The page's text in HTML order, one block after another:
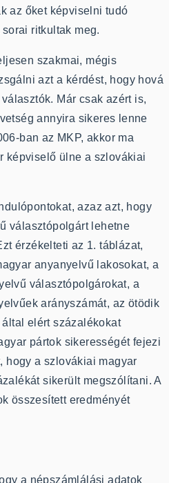
az őket képviselni tudó
ritkultak meg.
szakmai, mégis
azt a kérdést, hogy hová
Már csak azért is,
annyira sikeres lenne
ban az MKP, akkor ma
képviselő ülne a szlovákiai
azaz azt, hogy
választópolgárt lehetne
érzékelteti az 1. táblázat,
anyanyelvű lakosokat, a
választópolgárokat, a
arányszámát, az ötödik
elért százalékokat
pártok sikerességét fejezi
hogy a szlovákiai magyar
sikerült megszólítani. A
összesített eredményét
a népszámlálási adatok